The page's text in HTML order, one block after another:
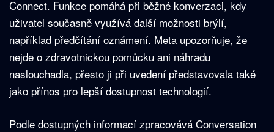
Connect. Funkce pomáhá při běžné konverzaci, kdy
uživatel současně využívá další možnosti brýlí,
například předčítání oznámení. Meta upozorňuje, že
nejde o zdravotnickou pomůcku ani náhradu
naslouchadla, přesto ji při uvedení představovala také
jako přínos pro lepší dostupnost technologií.
Podle dostupných informací zpracovává Conversation